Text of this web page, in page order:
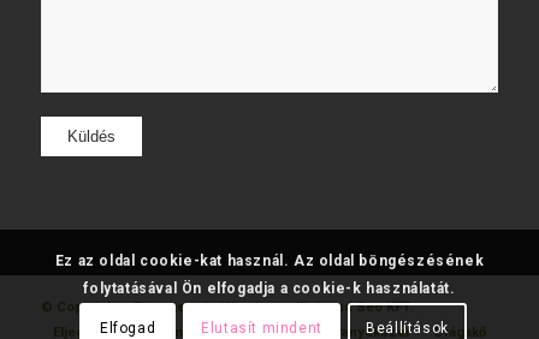
© Copyright - FatumjewelsKészítette: Web and Seo KFT.
Eljegyzési
Gyémánt
Karikagyűrű Aranyékszer Drágakő
Ez az oldal cookie-kat használ. Az oldal böngészésének
folytatásával Ön elfogadja a cookie-k használatát.
Elfogad Elutasít mindent Beállítások